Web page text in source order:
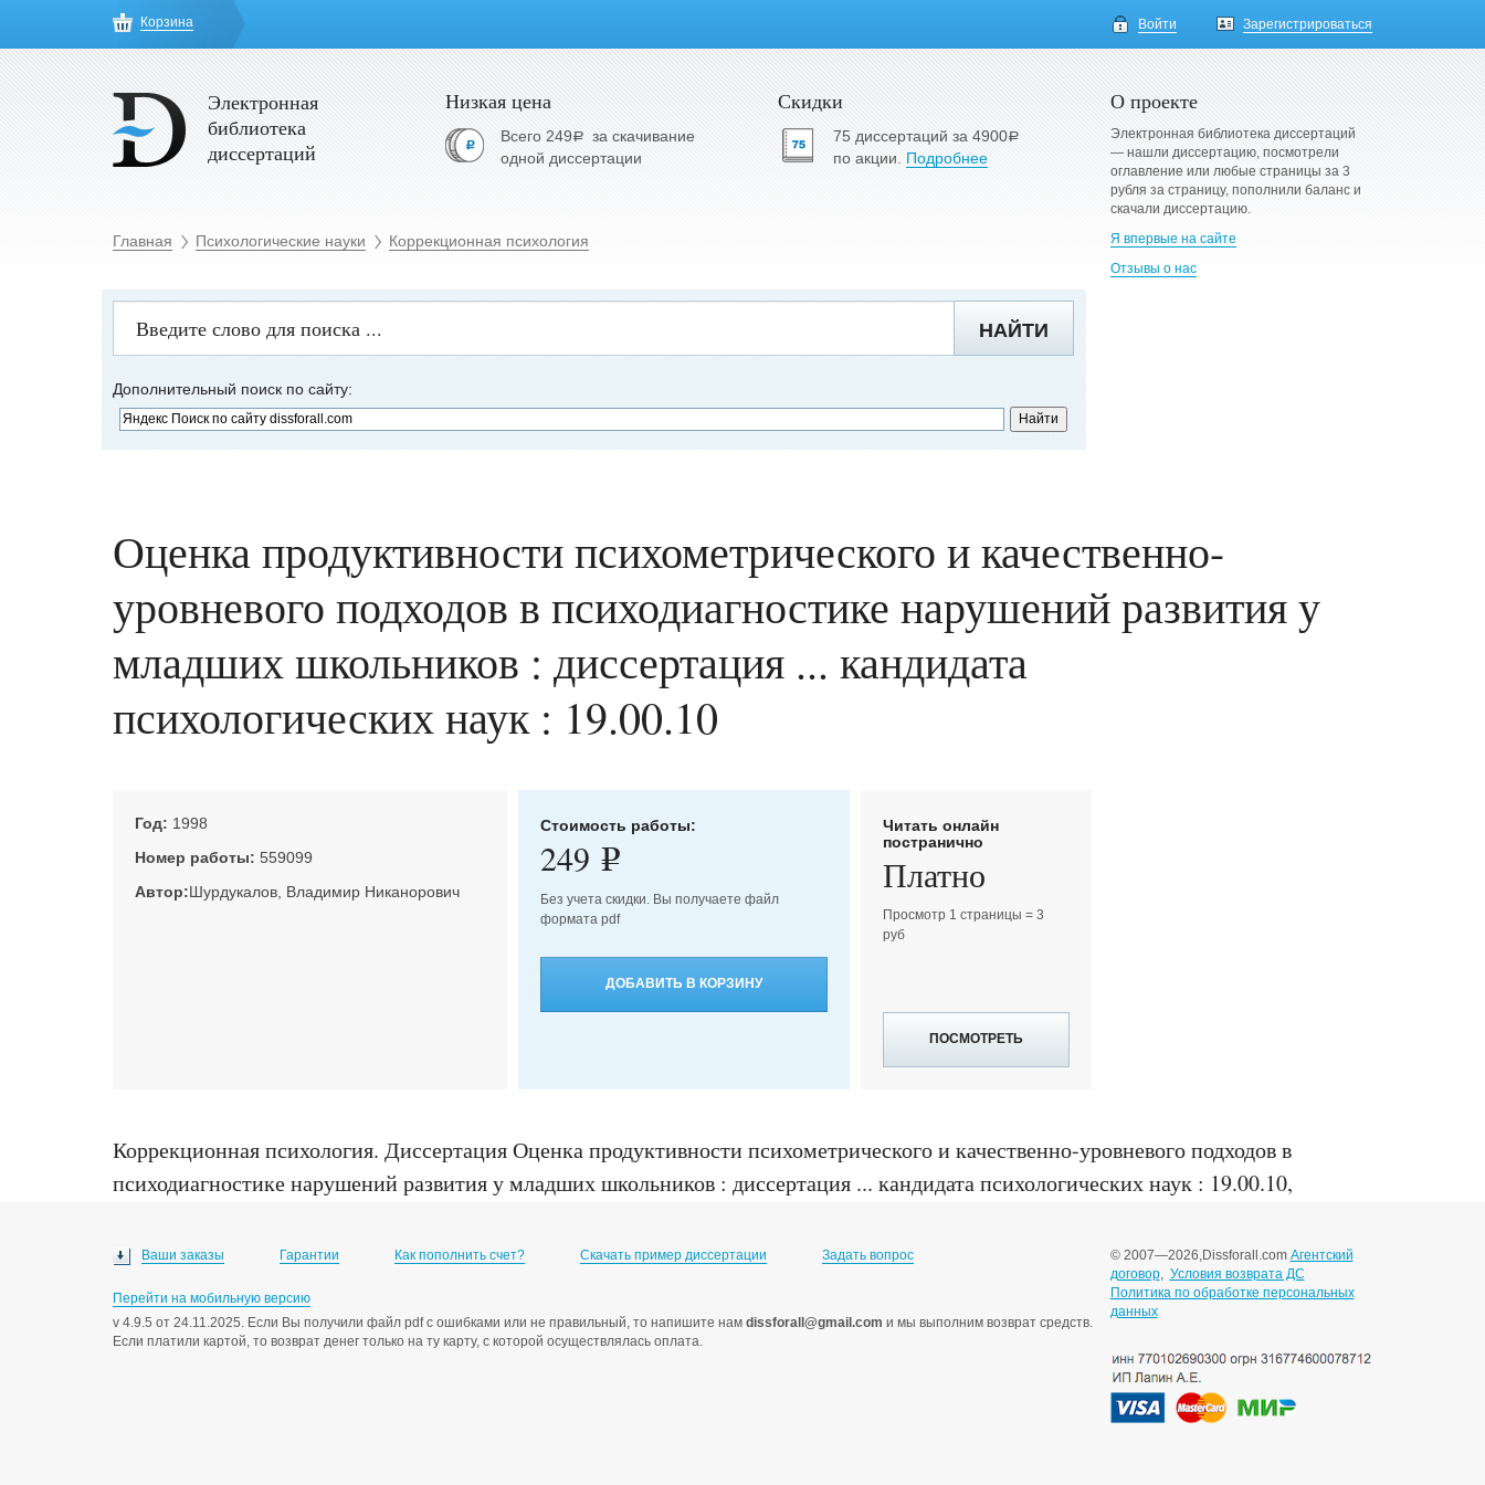
Корзина Войти Зарегистрироваться
Электронная
библиотека
диссертаций
Низкая цена
Всего 249a за скачивание
одной диссертации
Скидки
75 диссертаций за 4900a
по акции. Подробнее
Главная Психологические науки Коррекционная психология
О проекте
Электронная библиотека диссертаций
— нашли диссертацию, посмотрели
оглавление или любые страницы за 3
рубля за страницу, пополнили баланс и
скачали диссертацию.
Я впервые на сайте
Отзывы о нас
НАЙТИ
Дополнительный поиск по сайту:
Оценка продуктивности психометрического и качественно-
уровневого подходов в психодиагностике нарушений развития у
младших школьников : диссертация ... кандидата
психологических наук : 19.00.10
Год: 1998
Номер работы: 559099
Автор:Шурдукалов, Владимир Никанорович
Стоимость работы:
249 e
Без учета скидки. Вы получаете файл
формата pdf
ДОБАВИТЬ В КОРЗИНУ
Читать онлайн
постранично
Платно
Просмотр 1 страницы = 3
руб
ПОСМОТРЕТЬ
Коррекционная психология. Диссертация Оценка продуктивности психометрического и качественно-уровневого подходов в
психодиагностике нарушений развития у младших школьников : диссертация ... кандидата психологических наук : 19.00.10,
Ваши заказы Гарантии Как пополнить счет? Скачать пример диссертации Задать вопрос
Перейти на мобильную версию
v 4.9.5 от 24.11.2025. Если Вы получили файл pdf с ошибками или не правильный, то напишите нам dissforall@gmail.com и мы выполним возврат средств.
Если платили картой, то возврат денег только на ту карту, с которой осуществлялась оплата.
© 2007—2026,Dissforall.com Агентский
договор, Условия возврата ДС
Политика по обработке персональных
данных